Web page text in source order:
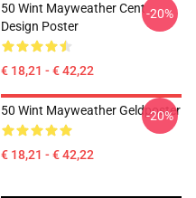
50 Wint Mayweather Cent
Design Poster
€ 18,21 - € 42,22
-20%
50 Wint Mayweather Geldposter
€ 18,21 - € 42,22
-20%